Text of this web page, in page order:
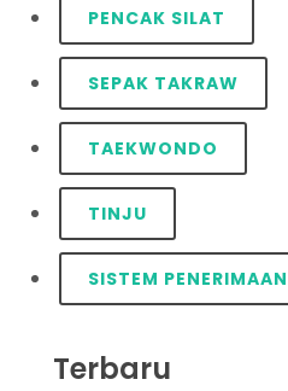
PENCAK SILAT
SEPAK TAKRAW
TAEKWONDO
TINJU
SISTEM
Terbaru